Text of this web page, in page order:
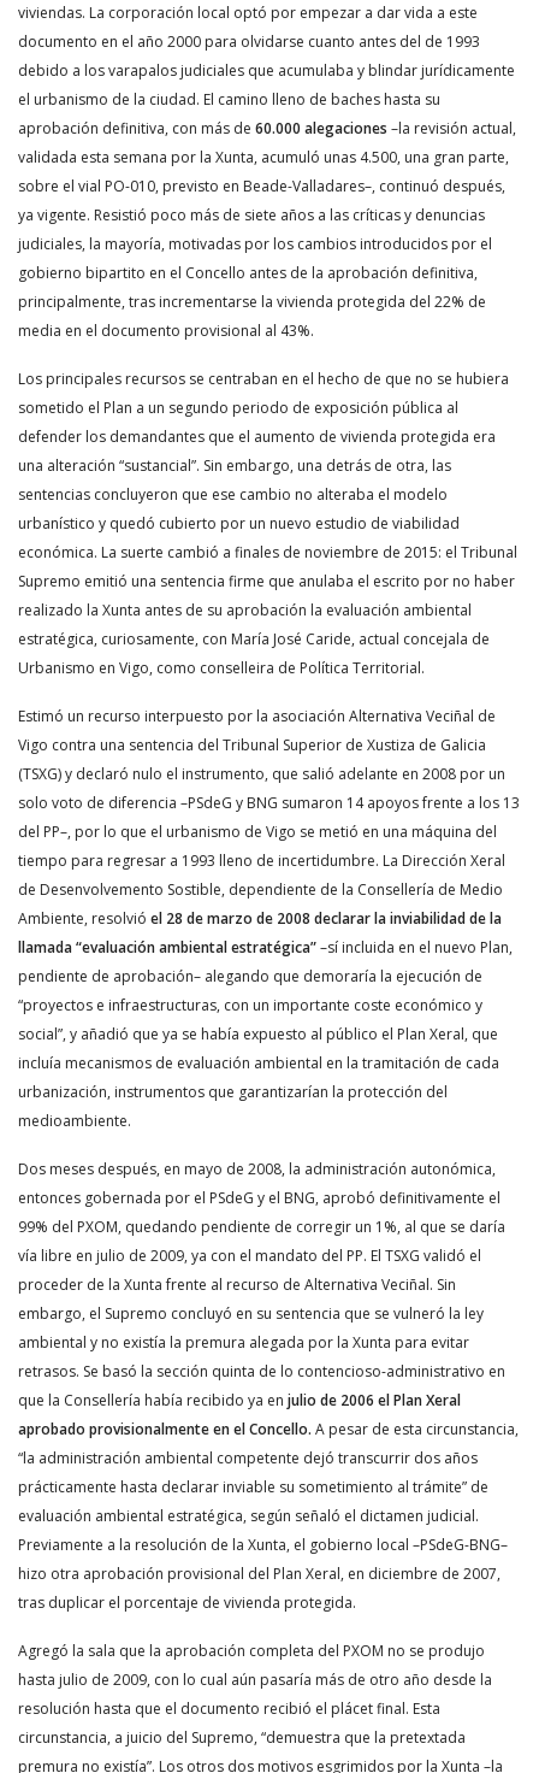
viviendas. La corporación local optó por empezar a dar vida a este
documento en el año 2000 para olvidarse cuanto antes del de 1993
debido a los varapalos judiciales que acumulaba y blindar jurídicamente
el urbanismo de la ciudad. El camino lleno de baches hasta su
aprobación definitiva, con más de 60.000 alegaciones –la revisión actual,
validada esta semana por la Xunta, acumuló unas 4.500, una gran parte,
sobre el vial PO-010, previsto en Beade-Valladares–, continuó después,
ya vigente. Resistió poco más de siete años a las críticas y denuncias
judiciales, la mayoría, motivadas por los cambios introducidos por el
gobierno bipartito en el Concello antes de la aprobación definitiva,
principalmente, tras incrementarse la vivienda protegida del 22% de
media en el documento provisional al 43%.
Los principales recursos se centraban en el hecho de que no se hubiera
sometido el Plan a un segundo periodo de exposición pública al
defender los demandantes que el aumento de vivienda protegida era
una alteración “sustancial”. Sin embargo, una detrás de otra, las
sentencias concluyeron que ese cambio no alteraba el modelo
urbanístico y quedó cubierto por un nuevo estudio de viabilidad
económica. La suerte cambió a finales de noviembre de 2015: el Tribunal
Supremo emitió una sentencia firme que anulaba el escrito por no haber
realizado la Xunta antes de su aprobación la evaluación ambiental
estratégica, curiosamente, con María José Caride, actual concejala de
Urbanismo en Vigo, como conselleira de Política Territorial.
Estimó un recurso interpuesto por la asociación Alternativa Veciñal de
Vigo contra una sentencia del Tribunal Superior de Xustiza de Galicia
(TSXG) y declaró nulo el instrumento, que salió adelante en 2008 por un
solo voto de diferencia –PSdeG y BNG sumaron 14 apoyos frente a los 13
del PP–, por lo que el urbanismo de Vigo se metió en una máquina del
tiempo para regresar a 1993 lleno de incertidumbre. La Dirección Xeral
de Desenvolvemento Sostible, dependiente de la Consellería de Medio
Ambiente, resolvió el 28 de marzo de 2008 declarar la inviabilidad de la
llamada “evaluación ambiental estratégica”–sí incluida en el nuevo Plan,
pendiente de aprobación– alegando que demoraría la ejecución de
“proyectos e infraestructuras, con un importante coste económico y
social”, y añadió que ya se había expuesto al público el Plan Xeral, que
incluía mecanismos de evaluación ambiental en la tramitación de cada
urbanización, instrumentos que garantizarían la protección del
medioambiente.
Dos meses después, en mayo de 2008, la administración autonómica,
entonces gobernada por el PSdeG y el BNG, aprobó definitivamente el
99% del PXOM, quedando pendiente de corregir un 1%, al que se daría
vía libre en julio de 2009, ya con el mandato del PP. El TSXG validó el
proceder de la Xunta frente al recurso de Alternativa Veciñal. Sin
embargo, el Supremo concluyó en su sentencia que se vulneró la ley
ambiental y no existía la premura alegada por la Xunta para evitar
retrasos. Se basó la sección quinta de lo contencioso-administrativo en
que la Consellería había recibido ya en julio de 2006 el Plan Xeral
aprobado provisionalmente en el Concello. A pesar de esta circunstancia,
“la administración ambiental competente dejó transcurrir dos años
prácticamente hasta declarar inviable su sometimiento al trámite” de
evaluación ambiental estratégica, según señaló el dictamen judicial.
Previamente a la resolución de la Xunta, el gobierno local –PSdeG-BNG–
hizo otra aprobación provisional del Plan Xeral, en diciembre de 2007,
tras duplicar el porcentaje de vivienda protegida.
Agregó la sala que la aprobación completa del PXOM no se produjo
hasta julio de 2009, con lo cual aún pasaría más de otro año desde la
resolución hasta que el documento recibió el plácet final. Esta
circunstancia, a juicio del Supremo, “demuestra que la pretextada
premura no existía”. Los otros dos motivos esgrimidos por la Xunta –la